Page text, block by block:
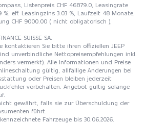
Listenpreis CHF 46879.0, Leasingrate
%, eff. Leasingzins 3.03 %, Laufzeit 48 Monate,
CHF 9000.00 ( nicht obligatorisch ),
SUISSE SA.
kontaktieren Sie bitte ihren offiziellen JEEP
unverbindliche Nettopreisempfehlungen inkl.
vermerkt). Alle Informationen und Preise
gültig, allfällige Änderungen bei
oder Preisen bleiben jederzeit
vorbehalten. Angebot gültig solange
gewährt, falls sie zur Überschuldung der
führt.
Fahrzeuge bis 30.06.2026.